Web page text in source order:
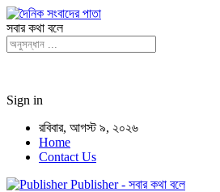
সবার কথা বলে
Sign in
রবিবার, আগস্ট ৯, ২০২৬
Home
Contact Us
Publisher - সবার কথা বলে